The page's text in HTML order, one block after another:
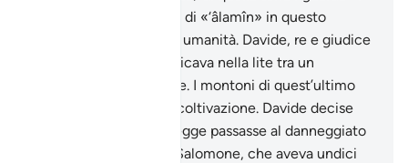
popoli» (è il significato di «‘âlamîn» in questo
contesto), cioè l’intera umanità. Davide, re e giudice
dei Figli di Israele, giudicava nella lite tra un
agricoltore e un pastore. I montoni di quest’ultimo
avevano distrutto una coltivazione. Davide decise
che la proprietà del gregge passasse al danneggiato
a titolo di indennizzo. Salomone, che aveva undici